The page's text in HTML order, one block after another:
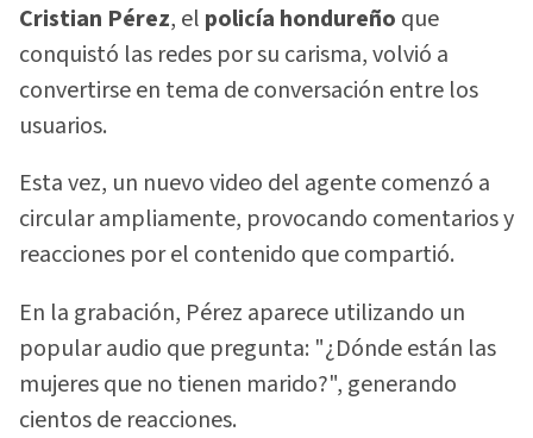
Cristian Pérez, el policía hondureño que
conquistó las redes por su carisma, volvió a
convertirse en tema de conversación entre los
usuarios.
Esta vez, un nuevo video del agente comenzó a
circular ampliamente, provocando comentarios y
reacciones por el contenido que compartió.
En la grabación, Pérez aparece utilizando un
popular audio que pregunta: "¿Dónde están las
mujeres que no tienen marido?", generando
cientos de reacciones.